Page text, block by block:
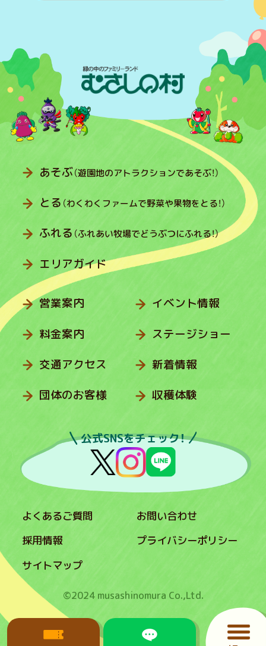
あそぶ（遊園地のアトラクションであそぶ！）
とる （わくわくファームで野菜や果物をとる！）
ふれる （ふれあい牧場でどうぶつにふれる！）
エリアガイド
営業案内
料金案内
交通アクセス
団体のお客様
イベント情報
ステージショー
新着情報
収穫体験
公式SNSをチェック！
よくあるご質問
お問い合わせ
採用情報
プライバシーポリシー
サイトマップ
©2024 musashinomura Co.,Ltd.